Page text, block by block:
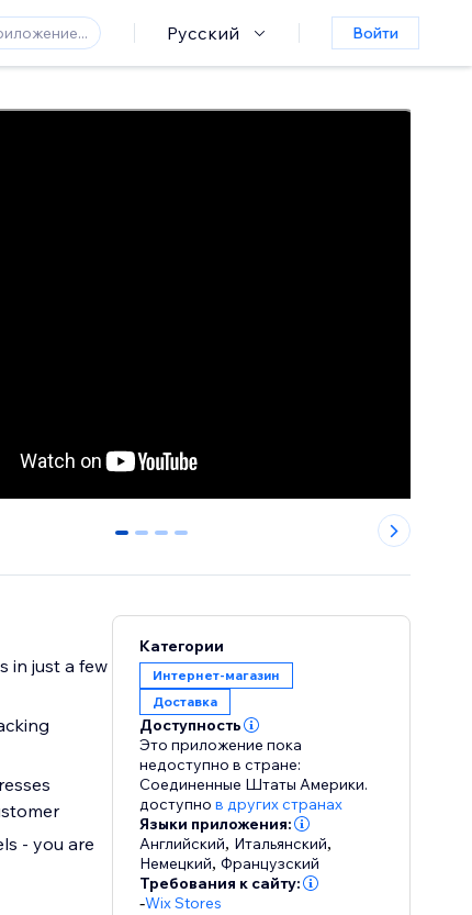
Русский Войти
0 1 2 3
in just a few
- you are
Категории
Интернет-магазин
Доставка
Доступность
Это приложение пока
недоступно в стране:
Соединенные Штаты Америки.
доступно в других странах
Языки приложения:
Английский, Итальянский,
Немецкий,Французский
Требования к сайту:
-Wix Stores